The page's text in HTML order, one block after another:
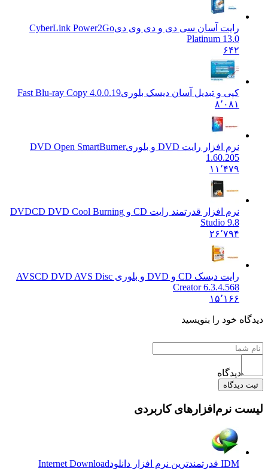
رایت آسان سی دی و دی وی دیCyberLink Power2Go
Platinum 13.0
۶۴۲
کپی و تبدیل آسان دیسک بلوریFast Blu-ray Copy 4.0.0.19
۸٬۰۸۱
نرم افزار رایت DVD و بلوری
DVD Open SmartBurner
1.60.205
۱۱٬۴۷۹
نرم افزار قدرتمند رایت CD و DVD
CD DVD Cool Burning
Studio 9.8
۲۶٬۷۹۴
رایت دیسک CD و DVD و بلوری AVS
CD DVD AVS Disc
Creator 6.3.4.568
۱۵٬۱۶۶
دیدگاه خود را بنویسید
دیدگاه
ثبت دیدگاه
لیست نرم‌افزارهای کاربردی
IDM قدرتمندترین نرم افزار دانلود
Internet Download